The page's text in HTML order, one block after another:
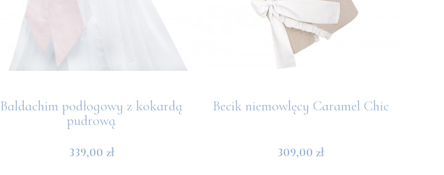
Baldachim podłogowy z kokardą
pudrową
339,00 zł
Becik niemowlęcy Caramel Chic
309,00 zł